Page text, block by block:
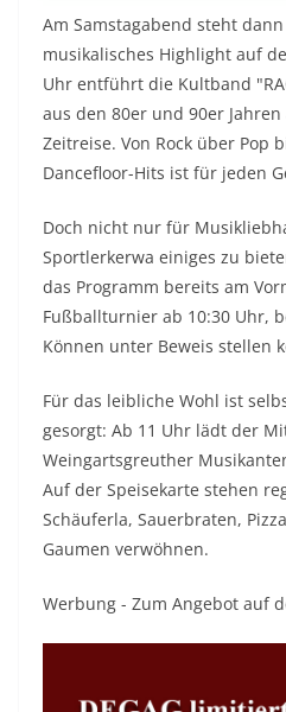
Am Samstagabend steht
musikalisches Highlight auf
Uhr entführt die Kultband
aus den 80er und 90er
Zeitreise. Von Rock über Pop
Dancefloor-Hits ist für jeden
Doch nicht nur für
Sportlerkerwa einiges zu
das Programm bereits am
Fußballturnier ab 10:30 Uhr,
Können unter Beweis stellen
Für das leibliche Wohl ist
gesorgt: Ab 11 Uhr lädt der
Weingartsgreuther
Auf der Speisekarte stehen
Schäuferla, Sauerbraten,
Gaumen verwöhnen.
Werbung - Zum Angebot auf